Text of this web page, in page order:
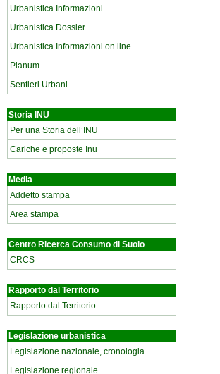
Urbanistica Informazioni
Urbanistica Dossier
Urbanistica Informazioni on line
Planum
Sentieri Urbani
Storia INU
Per una Storia dell’INU
Cariche e proposte Inu
Media
Addetto stampa
Area stampa
Centro Ricerca Consumo di Suolo
CRCS
Rapporto dal Territorio
Rapporto dal Territorio
Legislazione urbanistica
Legislazione nazionale, cronologia
Legislazione regionale